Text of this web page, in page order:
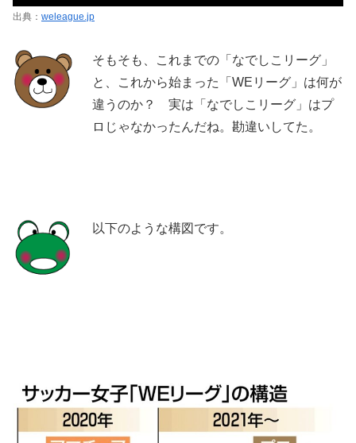
出典： weleague.jp
そもそも、これまでの「なでしこリーグ」
と、これから始まった「WEリーグ」は何が
違うのか？ 実は「なでしこリーグ」はプ
ロじゃなかったんだね。勘違いしてた。
以下のような構図です。